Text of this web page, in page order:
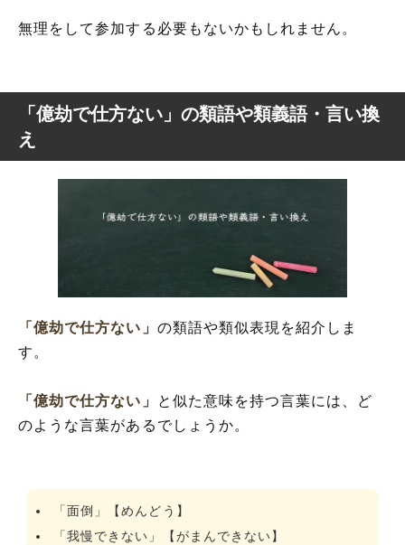
無理をして参加する必要もないかもしれません。
「億劫で仕方ない」の類語や類義語・言い換
え
「億劫で仕方ない」 の類語や類似表現を紹介しま
す。
「億劫で仕方ない」
と似た意味を持つ言葉には、ど
のような言葉があるでしょうか。
「面倒」【めんどう】
「我慢できない」【がまんできない】